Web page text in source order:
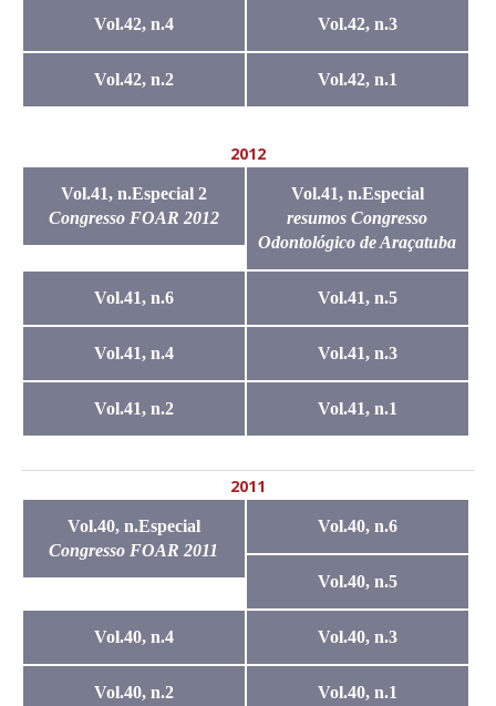
Vol.42, n.4 Vol.42, n.3
Vol.42, n.2 Vol.42, n.1
2012
Vol.41, n.Especial 2
Congresso FOAR 2012
Vol.41, n.Especial
resumos Congresso
Odontológico de Araçatuba
Vol.41, n.6 Vol.41, n.5
Vol.41, n.4 Vol.41, n.3
Vol.41, n.2 Vol.41, n.1
2011
Vol.40, n.Especial
Congresso FOAR 2011
Vol.40, n.6
Vol.40, n.5
Vol.40, n.4 Vol.40, n.3
Vol.40, n.2 Vol.40, n.1